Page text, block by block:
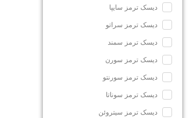
دیسک ترمز سایپا
دیسک ترمز سراتو
دیسک ترمز سمند
دیسک ترمز سورن
دیسک ترمز سورنتو
دیسک ترمز سوناتا
دیسک ترمز سیتروئن